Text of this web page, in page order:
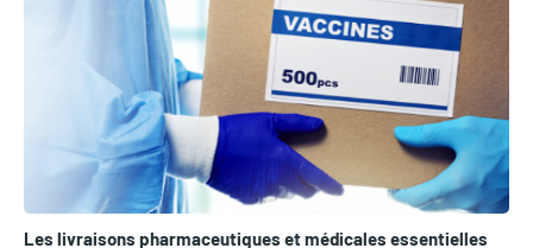
Les livraisons pharmaceutiques et médicales essentielles